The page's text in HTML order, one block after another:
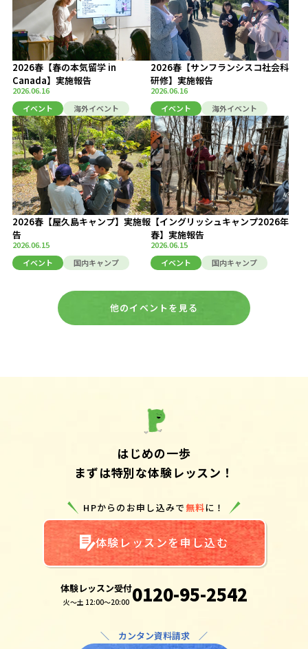
2026春【春の本気留学 in
Canada】実施報告
2026.06.16
イベント
海外イベント
2026春【サンフランシスコ社会科
研修】実施報告
2026.06.16
イベント
海外イベント
2026春【屋久島キャンプ】実施報
告
2026.06.15
イベント
国内キャンプ
【イングリッシュキャンプ2026年
春】実施報告
2026.06.15
イベント
国内キャンプ
他のイベントを見る
はじめの一歩
まずは特別な体験レッスン！
HPからのお申し込みで無料に！
体験レッスンを申し込む
体験レッスン受付
火～土 12:00～20:00 0120-95-2542
＼ カンタン資料請求 ／